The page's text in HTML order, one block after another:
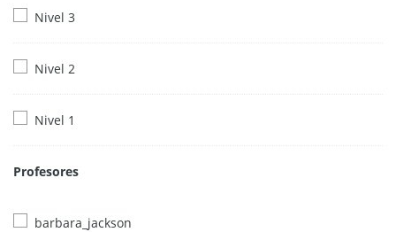
Nivel 3
Nivel 2
Nivel 1
Profesores
barbara_jackson